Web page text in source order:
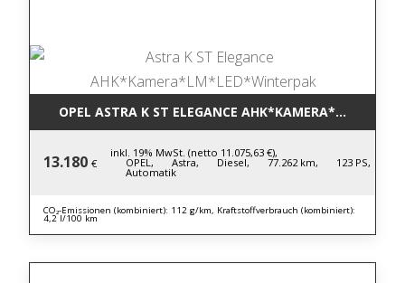
OPEL ASTRA K ST ELEGANCE
13.180 €
inkl. 19% MwSt. (netto 11.075,63 €),
OPEL, Astra, Diesel, 77.262 km, 123 PS,
Automatik
CO₂-Emissionen (kombiniert): 112 g/km, Kraftstoffverbrauch (kombiniert):
4,2 l/100 km